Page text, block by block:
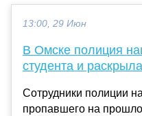
13:00, 29 Июн
В Омске полиция
студента и
Сотрудники полиции
пропавшего на